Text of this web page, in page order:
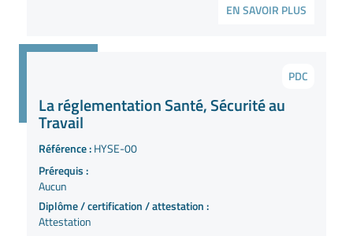
EN SAVOIR PLUS
PDC
La réglementation Santé, Sécurité au
Travail
Référence :HYSE-00
Prérequis :
Aucun
Diplôme / certification / attestation :
Attestation